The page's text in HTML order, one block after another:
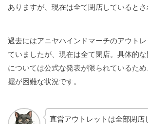
ありますが、現在は全て閉店しているとさ
過去にはアニヤハインドマーチのアウト
ていましたが、現在は全て閉店。具体的
については公式な発表が限られているた
握が困難な状況です。
直営アウトレットは全部閉店